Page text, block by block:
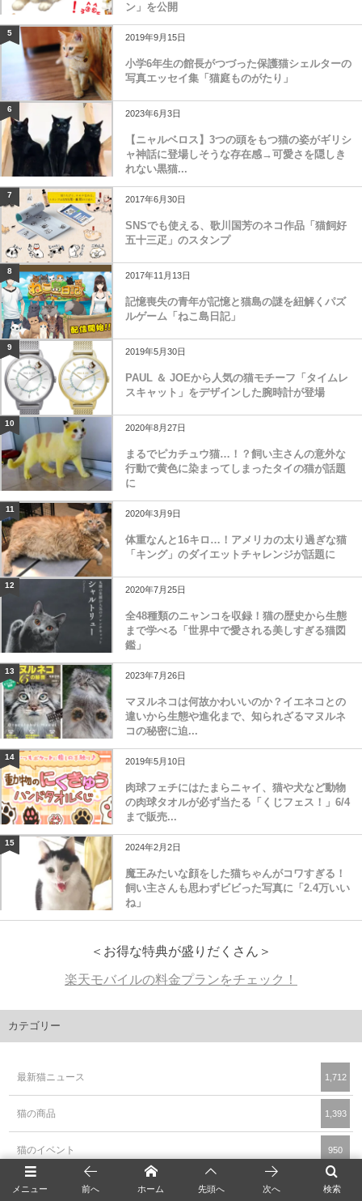
ン」を公開
5 2019年9月15日
小学6年生の館長がつづった保護猫シェルターの
写真エッセイ集「猫庭ものがたり」
6 2023年6月3日
【ニャルベロス】3つの頭をもつ猫の姿がギリシ
ャ神話に登場しそうな存在感→可愛さを隠しき
れない黒猫...
7 2017年6月30日
SNSでも使える、歌川国芳のネコ作品「猫飼好
五十三疋」のスタンプ
8 2017年11月13日
記憶喪失の青年が記憶と猫島の謎を紐解くパズ
ルゲーム「ねこ島日記」
9 2019年5月30日
PAUL ＆ JOEから人気の猫モチーフ「タイムレ
スキャット」をデザインした腕時計が登場
10 2020年8月27日
まるでピカチュウ猫…！？飼い主さんの意外な
行動で黄色に染まってしまったタイの猫が話題
に
11 2020年3月9日
体重なんと16キロ…！アメリカの太り過ぎな猫
「キング」のダイエットチャレンジが話題に
12 2020年7月25日
全48種類のニャンコを収録！猫の歴史から生態
まで学べる「世界中で愛される美しすぎる猫図
鑑」
13 2023年7月26日
マヌルネコは何故かわいいのか？イエネコとの
違いから生態や進化まで、知られざるマヌルネ
コの秘密に迫...
14 2019年5月10日
肉球フェチにはたまらニャイ、猫や犬など動物
の肉球タオルが必ず当たる「くじフェス！」6/4
まで販売...
15 2024年2月2日
魔王みたいな顔をした猫ちゃんがコワすぎる！
飼い主さんも思わずビビった写真に「2.4万いい
ね」
＜お得な特典が盛りだくさん＞
楽天モバイルの料金プランをチェック！
カテゴリー
最新猫ニュース 1,712
猫の商品 1,393
猫のイベント 950
猫のテレビ・映画 244
メニュー 検索
前へ ホーム 先頭へ 次へ